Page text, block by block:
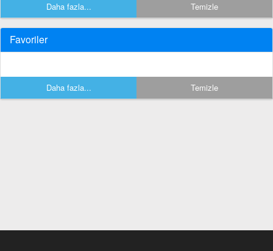
Daha fazla... Temizle
Favoriler
Daha fazla... Temizle